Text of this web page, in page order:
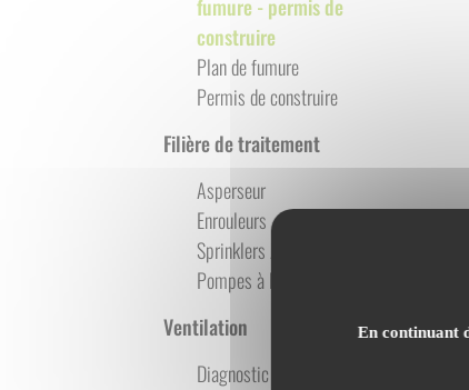
fumure - permis de
construire
Plan de fumure
Permis de construire
Filière de traitement
Asperseur
Enrouleurs
Sprinklers / Tuyaux perforés
Pompes à lisier
Ventilation
Diagnostic
En continuant